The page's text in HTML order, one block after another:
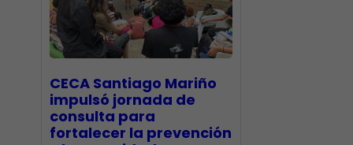
CECA Santiago Mariño
impulsó jornada de
consulta para
fortalecer la prevención